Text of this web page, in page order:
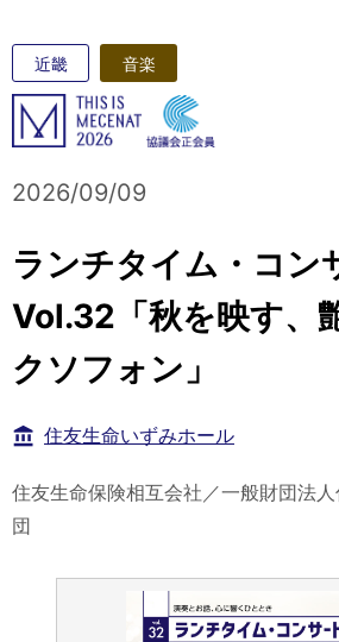
近畿 音楽
2026/09/09
ランチタイム・コン
Vol.32「秋を映す、
クソフォン」
住友生命いずみホール
住友生命保険相互会社／一般財団法
団